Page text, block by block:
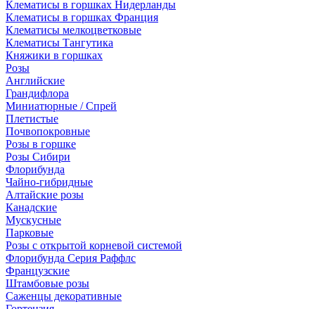
Клематисы в горшках Нидерланды
Клематисы в горшках Франция
Клематисы мелкоцветковые
Клематисы Тангутика
Княжики в горшках
Розы
Английские
Грандифлора
Миниатюрные / Спрей
Плетистые
Почвопокровные
Розы в горшке
Розы Сибири
Флорибунда
Чайно-гибридные
Алтайские розы
Канадские
Мускусные
Парковые
Розы с открытой корневой системой
Флорибунда Серия Раффлс
Французские
Штамбовые розы
Саженцы декоративные